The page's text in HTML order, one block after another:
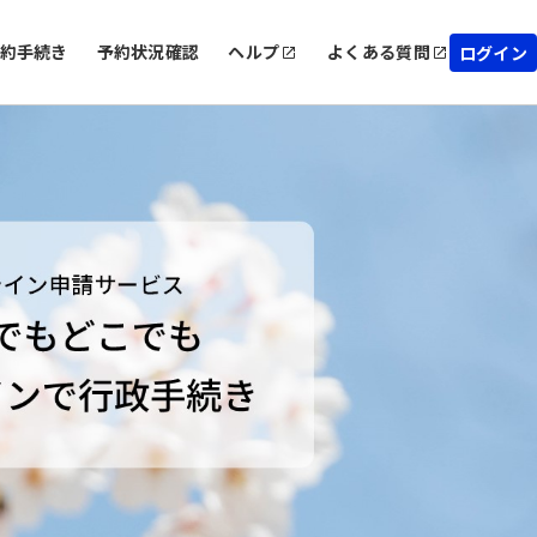
手続き 予約状況確認 ヘルプ よくある質問 ログイン